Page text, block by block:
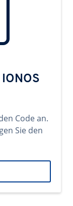
Code an.
Sie den